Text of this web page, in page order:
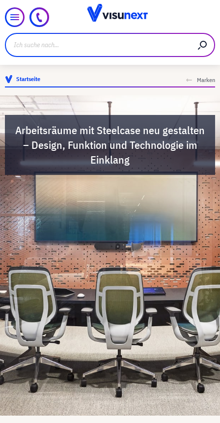
Startseite Marken
Arbeitsräume mit Steelcase neu gestalten
– Design, Funktion und Technologie im
Einklang